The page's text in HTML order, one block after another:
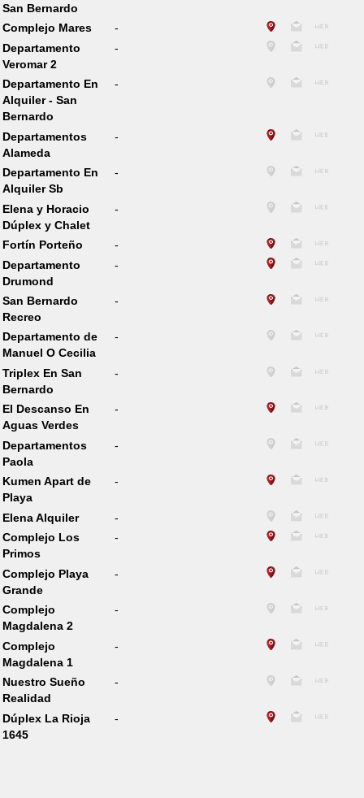
San Bernardo
Complejo Mares
-
Departamento
Veromar 2
-
Departamento En
Alquiler - San
Bernardo
-
Departamentos
Alameda
-
Departamento En
Alquiler Sb
-
Elena y Horacio
Dúplex y Chalet
-
Fortín Porteño
-
Departamento
Drumond
-
San Bernardo
Recreo
-
Departamento de
Manuel O Cecilia
-
Triplex En San
Bernardo
-
El Descanso En
Aguas Verdes
-
Departamentos
Paola
-
Kumen Apart de
Playa
-
Elena Alquiler
-
Complejo Los
Primos
-
Complejo Playa
Grande
-
Complejo
Magdalena 2
-
Complejo
Magdalena 1
-
Nuestro Sueño
Realidad
-
Dúplex La Rioja
1645
-